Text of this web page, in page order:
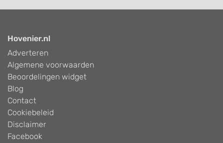
Hovenier.nl
Adverteren
Algemene voorwaarden
Beoordelingen widget
Blog
Contact
Cookiebeleid
Disclaimer
Facebook